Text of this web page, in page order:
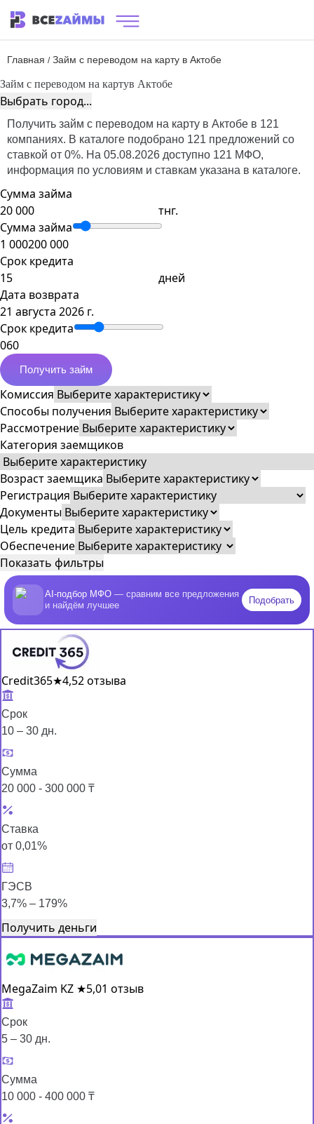
Главная / Займ с переводом на карту в Актобе
Займ с переводом на картув Актобе
Выбрать город...
Получить займ с переводом на карту в Актобе в 121
компаниях. В каталоге подобрано 121 предложений со
ставкой от 0%. На 05.08.2026 доступно 121 МФО,
информация по условиям и ставкам указана в каталоге.
Сумма займа
тнг.
Сумма займа
1 000200 000
Срок кредита
дней
Дата возврата
21 августа 2026 г.
Срок кредита
060
Получить займ
Комиссия
Способы получения
Рассмотрение
Категория заемщиков
Возраст заемщика
Регистрация
Документы
Цель кредита
Обеспечение
Показать фильтры
AI-подбор МФО — сравним все предложения
и найдём лучшее
Подобрать
Credit365★4,52 отзыва
Срок
10 – 30 дн.
Сумма
20 000 - 300 000 ₸
Ставка
от 0,01%
ГЭСВ
3,7% – 179%
Получить деньги
MegaZaim KZ ★5,01 отзыв
Срок
5 – 30 дн.
Сумма
10 000 - 400 000 ₸